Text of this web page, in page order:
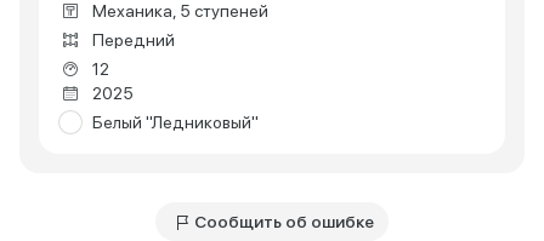
Механика, 5 ступеней
Передний
12
2025
Белый "Ледниковый"
Сообщить об ошибке